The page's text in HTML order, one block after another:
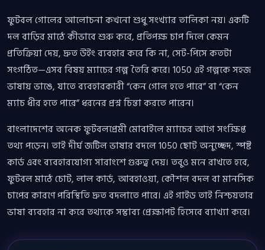
ফুটবল গোলের আলোচনা কখনো শুধু সংখ্যার তালিকা নয়। একটি
দল বাড়ির মাঠে কীভাবে শুরু করে, প্রতিপক্ষ চাপ দিলে কেমন
প্রতিক্রিয়া দেয়, দ্রুত উইং ব্যবহার করে কি না, সেট-পিসে কতটা
সংগঠিত—এসব বিষয় ম্যাচের গল্প তৈরি করে। 1050 এই গল্পকে সহজ
ভাষায় ভাঙে, যাতে ব্যবহারকারী “কেন গোল হতে পারে” বা “কেন
ম্যাচ ধীর হতে পারে” ধরনের প্রশ্ন চিন্তা করতে পারেন।
বাংলাদেশের অনেক ফুটবলপ্রেমী মোবাইলে ম্যাচের আগে সংক্ষিপ্ত
তথ্য পড়েন। তাই দীর্ঘ জটিল ভাষার বদলে 1050 ছোট অনুচ্ছেদ, স্পষ্ট
কার্ড এবং ব্যবহারযোগ্য সারাংশে গুরুত্ব দেয়। তবুও মনে রাখতে হবে,
ফুটবল মাঠে চোট, লাল কার্ড, আবহাওয়া, কৌশল বদল বা মানসিক
চাপের কারণে পরিস্থিতি দ্রুত বদলাতে পারে। এই গাইড তাই নিশ্চয়তার
ভাষা ব্যবহার না করে তথ্যকে সম্ভাব্য প্রেক্ষাপট হিসেবে ব্যাখ্যা করে।